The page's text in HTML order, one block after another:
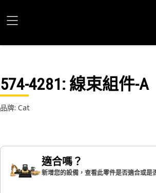
574-4281: 線束組件-A
品牌: Cat
適合嗎？
新增您的設備，查看此零件是否適合或是